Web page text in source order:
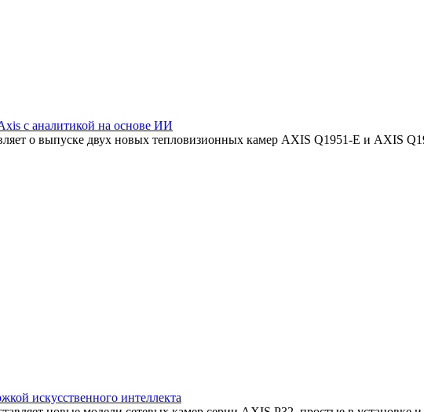
с аналитикой на основе ИИ
о выпуске двух новых тепловизионных камер AXIS Q1951-E и AXIS
искусственного интеллекта